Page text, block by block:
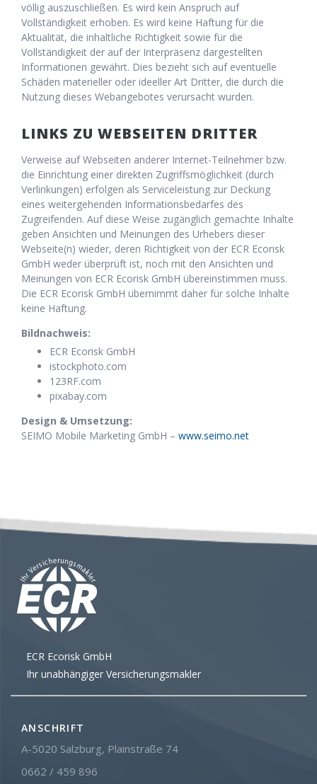
völlig auszuschließen. Es wird kein Anspruch auf
Vollständigkeit erhoben. Es wird keine Haftung für die
Aktualität, die inhaltliche Richtigkeit sowie für die
Vollständigkeit der auf der Interpräsenz dargestellten
Informationen gewährt. Dies bezieht sich auf eventuelle
Schäden materieller oder ideeller Art Dritter, die durch die
Nutzung dieses Webangebotes verursacht wurden.
LINKS ZU WEBSEITEN DRITTER
Verweise auf Webseiten anderer Internet-Teilnehmer bzw.
die Einrichtung einer direkten Zugriffsmöglichkeit (durch
Verlinkungen) erfolgen als Serviceleistung zur Deckung
eines weitergehenden Informationsbedarfes des
Zugreifenden. Auf diese Weise zugänglich gemachte Inhalte
geben Ansichten und Meinungen des Urhebers dieser
Webseite(n) wieder, deren Richtigkeit von der ECR Ecorisk
GmbH weder überprüft ist, noch mit den Ansichten und
Meinungen von ECR Ecorisk GmbH übereinstimmen muss.
Die ECR Ecorisk GmbH übernimmt daher für solche Inhalte
keine Haftung.
Bildnachweis:
ECR Ecorisk GmbH
istockphoto.com
123RF.com
pixabay.com
Design & Umsetzung:
SEIMO Mobile Marketing GmbH – www.seimo.net
ECR Ecorisk GmbH
Ihr unabhängiger Versicherungsmakler
ANSCHRIFT
A-5020 Salzburg, Plainstraße 74
0662 / 459 896